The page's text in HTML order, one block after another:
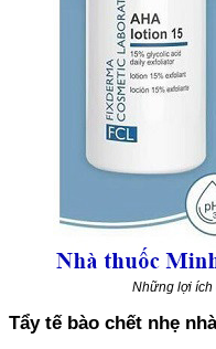
Những lợi ích
Tẩy tế bào chết nhẹ